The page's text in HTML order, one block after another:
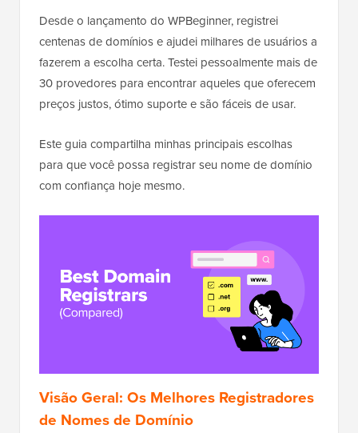
Desde o lançamento do WPBeginner, registrei
centenas de domínios e ajudei milhares de usuários a
fazerem a escolha certa. Testei pessoalmente mais de
30 provedores para encontrar aqueles que oferecem
preços justos, ótimo suporte e são fáceis de usar.
Este guia compartilha minhas principais escolhas
para que você possa registrar seu nome de domínio
com confiança hoje mesmo.
Visão Geral: Os Melhores Registradores
de Nomes de Domínio